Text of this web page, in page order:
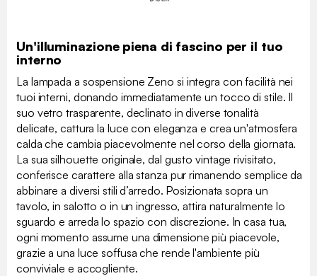
Un'illuminazione piena di fascino per il tuo
interno
La lampada a sospensione Zeno si integra con facilità nei
tuoi interni, donando immediatamente un tocco di stile. Il
suo vetro trasparente, declinato in diverse tonalità
delicate, cattura la luce con eleganza e crea un'atmosfera
calda che cambia piacevolmente nel corso della giornata.
La sua silhouette originale, dal gusto vintage rivisitato,
conferisce carattere alla stanza pur rimanendo semplice da
abbinare a diversi stili d’arredo. Posizionata sopra un
tavolo, in salotto o in un ingresso, attira naturalmente lo
sguardo e arreda lo spazio con discrezione. In casa tua,
ogni momento assume una dimensione più piacevole,
grazie a una luce soffusa che rende l'ambiente più
conviviale e accogliente.